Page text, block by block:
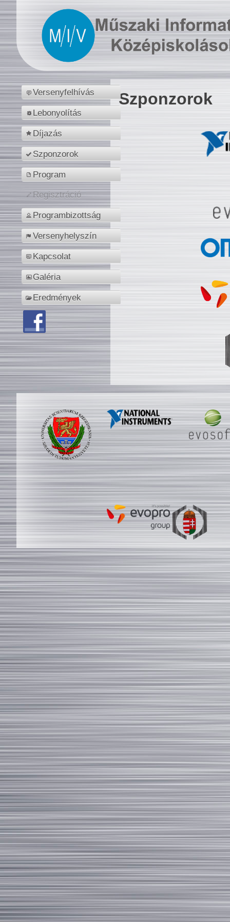
Versenyfelhívás
Lebonyolítás
Díjazás
Szponzorok
Program
Regisztráció
Programbizottság
Versenyhelyszín
Kapcsolat
Galéria
Eredmények
Szponzorok